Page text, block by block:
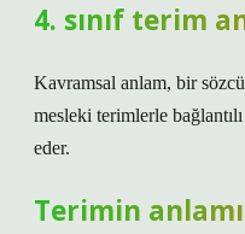
4. sınıf terim
Kavramsal anlam, bir
mesleki terimlerle
eder.
Terimin